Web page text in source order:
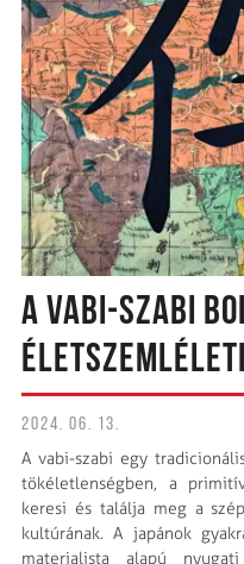
A VABI-SZABI
2024. 06. 13.
A vabi-szabi egy
tökéletlenségben, a
keresi és találja meg a
kultúrának. A japánok
materialista alapú